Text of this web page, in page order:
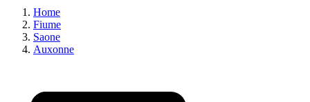
Home
Fiume
Saone
Auxonne